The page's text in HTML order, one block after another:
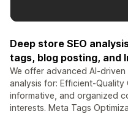
Deep store SEO
tags, blog posting, and
We offer advanced AI-
analysis for: Efficient-
informative, and organized
interests. Meta Tags